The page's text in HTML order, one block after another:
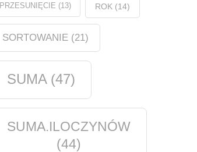
PRZESUNIĘCIE (13) ROK (14)
SORTOWANIE(21)
SUMA(47)
SUMA.ILOCZYNÓW
(44)